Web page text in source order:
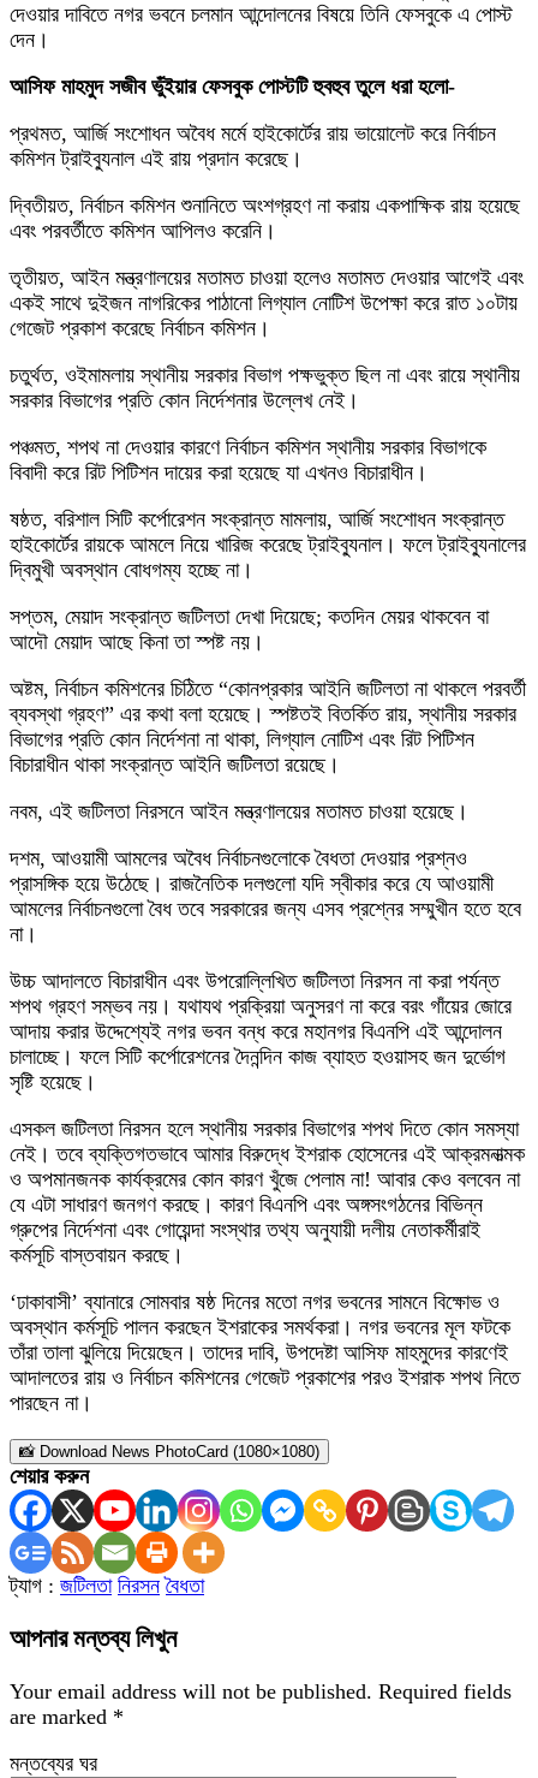
দেওয়ার দাবিতে নগর ভবনে চলমান আন্দোলনের বিষয়ে তিনি ফেসবুকে এ পোস্ট
দেন।
আসিফ মাহমুদ সজীব ভুঁইয়ার ফেসবুক পোস্টটি হুবহুব তুলে ধরা হলো-
প্রথমত, আর্জি সংশোধন অবৈধ মর্মে হাইকোর্টের রায় ভায়োলেট করে নির্বাচন
কমিশন ট্রাইব্যুনাল এই রায় প্রদান করেছে।
দ্বিতীয়ত, নির্বাচন কমিশন শুনানিতে অংশগ্রহণ না করায় একপাক্ষিক রায় হয়েছে
এবং পরবর্তীতে কমিশন আপিলও করেনি।
তৃতীয়ত, আইন মন্ত্রণালয়ের মতামত চাওয়া হলেও মতামত দেওয়ার আগেই এবং
একই সাথে দুইজন নাগরিকের পাঠানো লিগ্যাল নোটিশ উপেক্ষা করে রাত ১০টায়
গেজেট প্রকাশ করেছে নির্বাচন কমিশন।
চতুর্থত, ওইমামলায় স্থানীয় সরকার বিভাগ পক্ষভুক্ত ছিল না এবং রায়ে স্থানীয়
সরকার বিভাগের প্রতি কোন নির্দেশনার উল্লেখ নেই।
পঞ্চমত, শপথ না দেওয়ার কারণে নির্বাচন কমিশন স্থানীয় সরকার বিভাগকে
বিবাদী করে রিট পিটিশন দায়ের করা হয়েছে যা এখনও বিচারাধীন।
ষষ্ঠত, বরিশাল সিটি কর্পোরেশন সংক্রান্ত মামলায়, আর্জি সংশোধন সংক্রান্ত
হাইকোর্টের রায়কে আমলে নিয়ে খারিজ করেছে ট্রাইব্যুনাল। ফলে ট্রাইব্যুনালের
দ্বিমুখী অবস্থান বোধগম্য হচ্ছে না।
সপ্তম, মেয়াদ সংক্রান্ত জটিলতা দেখা দিয়েছে; কতদিন মেয়র থাকবেন বা
আদৌ মেয়াদ আছে কিনা তা স্পষ্ট নয়।
অষ্টম, নির্বাচন কমিশনের চিঠিতে “কোনপ্রকার আইনি জটিলতা না থাকলে পরবর্তী
ব্যবস্থা গ্রহণ” এর কথা বলা হয়েছে। স্পষ্টতই বিতর্কিত রায়, স্থানীয় সরকার
বিভাগের প্রতি কোন নির্দেশনা না থাকা, লিগ্যাল নোটিশ এবং রিট পিটিশন
বিচারাধীন থাকা সংক্রান্ত আইনি জটিলতা রয়েছে।
নবম, এই জটিলতা নিরসনে আইন মন্ত্রণালয়ের মতামত চাওয়া হয়েছে।
দশম, আওয়ামী আমলের অবৈধ নির্বাচনগুলোকে বৈধতা দেওয়ার প্রশ্নও
প্রাসঙ্গিক হয়ে উঠেছে। রাজনৈতিক দলগুলো যদি স্বীকার করে যে আওয়ামী
আমলের নির্বাচনগুলো বৈধ তবে সরকারের জন্য এসব প্রশ্নের সম্মুখীন হতে হবে
না।
উচ্চ আদালতে বিচারাধীন এবং উপরোল্লিখিত জটিলতা নিরসন না করা পর্যন্ত
শপথ গ্রহণ সম্ভব নয়। যথাযথ প্রক্রিয়া অনুসরণ না করে বরং গাঁয়ের জোরে
আদায় করার উদ্দেশ্যেই নগর ভবন বন্ধ করে মহানগর বিএনপি এই আন্দোলন
চালাচ্ছে। ফলে সিটি কর্পোরেশনের দৈনন্দিন কাজ ব্যাহত হওয়াসহ জন দুর্ভোগ
সৃষ্টি হয়েছে।
এসকল জটিলতা নিরসন হলে স্থানীয় সরকার বিভাগের শপথ দিতে কোন সমস্যা
নেই। তবে ব্যক্তিগতভাবে আমার বিরুদ্ধে ইশরাক হোসেনের এই আক্রমনাত্মক
ও অপমানজনক কার্যক্রমের কোন কারণ খুঁজে পেলাম না! আবার কেও বলবেন না
যে এটা সাধারণ জনগণ করছে। কারণ বিএনপি এবং অঙ্গসংগঠনের বিভিন্ন
গ্রুপের নির্দেশনা এবং গোয়েন্দা সংস্থার তথ্য অনুযায়ী দলীয় নেতাকর্মীরাই
কর্মসূচি বাস্তবায়ন করছে।
‘ঢাকাবাসী’ ব্যানারে সোমবার ষষ্ঠ দিনের মতো নগর ভবনের সামনে বিক্ষোভ ও
অবস্থান কর্মসূচি পালন করছেন ইশরাকের সমর্থকরা। নগর ভবনের মূল ফটকে
তাঁরা তালা ঝুলিয়ে দিয়েছেন। তাদের দাবি, উপদেষ্টা আসিফ মাহমুদের কারণেই
আদালতের রায় ও নির্বাচন কমিশনের গেজেট প্রকাশের পরও ইশরাক শপথ নিতে
পারছেন না।
📸 Download News PhotoCard (1080×1080)
শেয়ার করুন
ট্যাগ : জটিলতা নিরসন বৈধতা
আপনার মন্তব্য লিখুন
Your email address will not be published. Required fields
are marked *
মন্তব্যের ঘর